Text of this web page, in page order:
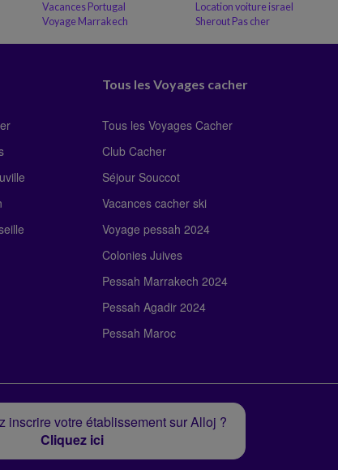
Vacances Portugal Location voiture israel
Voyage Marrakech Sherout Pas cher
Tous les Voyages cacher
Tous les Voyages Cacher
Club Cacher
Séjour Souccot
Vacances cacher ski
Voyage pessah 2024
Colonies Juives
Pessah Marrakech 2024
Pessah Agadir 2024
Pessah Maroc
inscrire votre établissement sur Alloj ?
Cliquez ici